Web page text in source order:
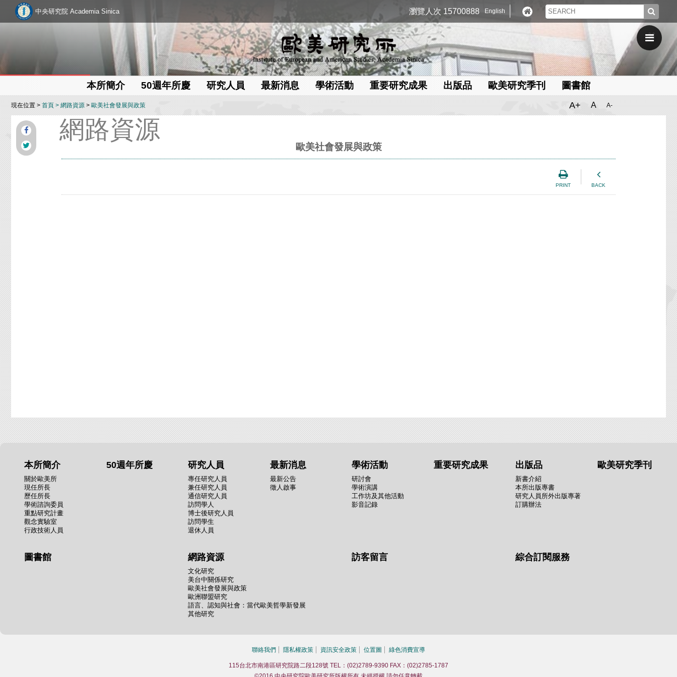
中央研究院 Academia Sinica 瀏覽人次 15700888 English
本所簡介 50週年所慶 研究人員 最新消息 學術活動 重要研究成果 出版品 歐美研究季刊 圖書館
現在位置 >首頁 >網路資源>歐美社會發展與政策 A+ A A-
網路資源
歐美社會發展與政策
PRINT BACK
本所簡介
關於歐美所
現任所長
歷任所長
學術諮詢委員
重點研究計畫
觀念實驗室
行政技術人員
50週年所慶 研究人員
專任研究人員
兼任研究人員
通信研究人員
訪問學人
博士後研究人員
訪問學生
退休人員
最新消息
最新公告
徵人啟事
學術活動
研討會
學術演講
工作坊及其他活動
影音記錄
重要研究成果 出版品
新書介紹
本所出版專書
研究人員所外出版專著
訂購辦法
歐美研究季刊
圖書館 網路資源
文化研究
美台中關係研究
歐美社會發展與政策
歐洲聯盟研究
語言、認知與社會：當代歐美哲學新發展
其他研究
訪客留言 綜合訂閱服務
聯絡我們 隱私權政策 資訊安全政策 位置圖 綠色消費宣導
115台北市南港區研究院路二段128號 TEL：(02)2789-9390 FAX：(02)2785-1787